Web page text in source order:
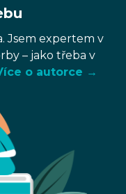
Jsem expertem v
– jako třeba v
o autorce →